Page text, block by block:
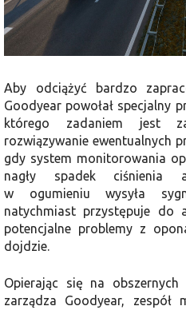
Aby odciążyć bardzo
Goodyear powołał specjalny
którego zadaniem jest
rozwiązywanie ewentualnych
gdy system monitorowania
nagły spadek ciśnienia
w ogumieniu wysyła
natychmiast przystępuje do
potencjalne problemy z
dojdzie.
Opierając się na
zarządza Goodyear,